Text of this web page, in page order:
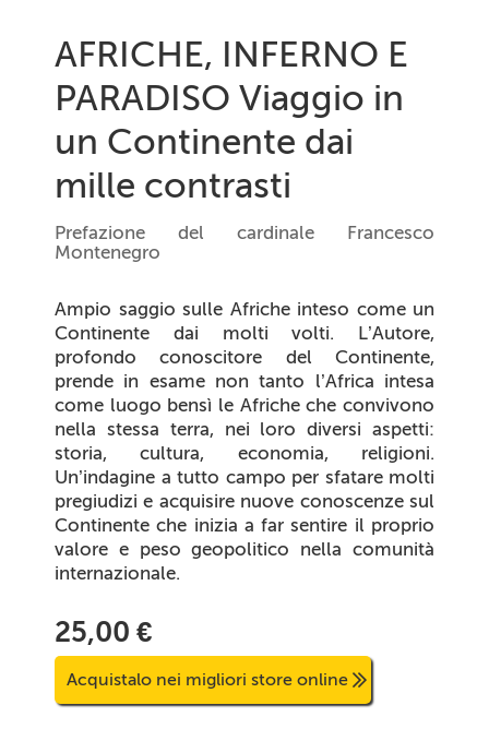
AFRICHE, INFERNO E
PARADISO Viaggio in
un Continente dai
mille contrasti
Prefazione del cardinale Francesco
Montenegro
Ampio saggio sulle Afriche inteso come un
Continente dai molti volti. L’Autore,
profondo conoscitore del Continente,
prende in esame non tanto l’Africa intesa
come luogo bensì le Afriche che convivono
nella stessa terra, nei loro diversi aspetti:
storia, cultura, economia, religioni.
Un’indagine a tutto campo per sfatare molti
pregiudizi e acquisire nuove conoscenze sul
Continente che inizia a far sentire il proprio
valore e peso geopolitico nella comunità
internazionale.
25,00 €
Acquistalo nei migliori store online